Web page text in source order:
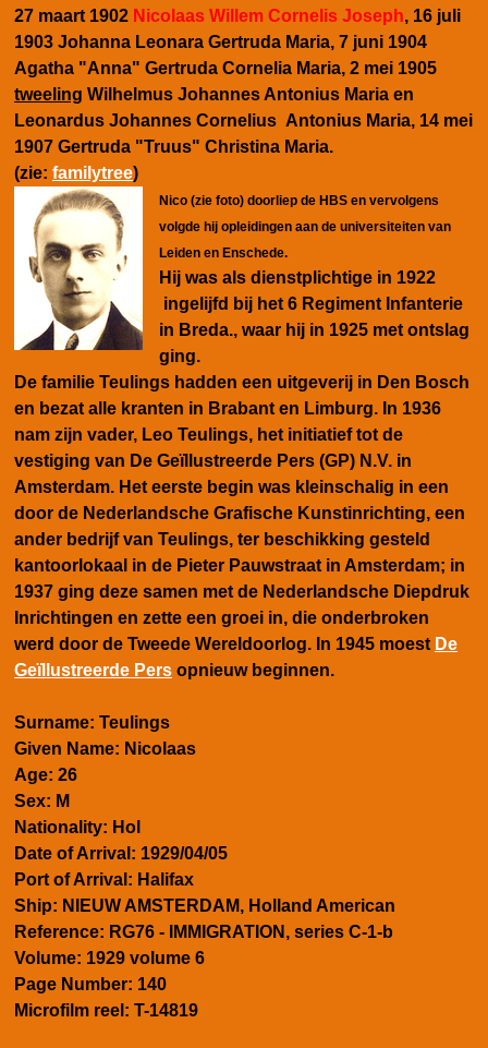
27 maart 1902 Nicolaas Willem Cornelis Joseph, 16 juli
1903 Johanna Leonara Gertruda Maria, 7 juni 1904
Agatha "Anna" Gertruda Cornelia Maria, 2 mei 1905
tweeling Wilhelmus Johannes Antonius Maria en
Leonardus Johannes Cornelius Antonius Maria, 14 mei
1907 Gertruda "Truus" Christina Maria.
(zie: familytree)
Nico (zie foto) doorliep de HBS en vervolgens
volgde hij opleidingen aan de universiteiten van
Leiden en Enschede.
Hij was als dienstplichtige in 1922
ingelijfd bij het 6 Regiment Infanterie
in Breda., waar hij in 1925 met ontslag
ging.
De familie Teulings hadden een uitgeverij in Den Bosch
en bezat alle kranten in Brabant en Limburg. In 1936
nam zijn vader, Leo Teulings, het initiatief tot de
vestiging van De Geïllustreerde Pers (GP) N.V. in
Amsterdam. Het eerste begin was kleinschalig in een
door de Nederlandsche Grafische Kunstinrichting, een
ander bedrijf van Teulings, ter beschikking gesteld
kantoorlokaal in de Pieter Pauwstraat in Amsterdam; in
1937 ging deze samen met de Nederlandsche Diepdruk
Inrichtingen en zette een groei in, die onderbroken
werd door de Tweede Wereldoorlog. In 1945 moest De
Geïllustreerde Pers opnieuw beginnen.
Surname: Teulings
Given Name: Nicolaas
Age: 26
Sex: M
Nationality: Hol
Date of Arrival: 1929/04/05
Port of Arrival: Halifax
Ship: NIEUW AMSTERDAM, Holland American
Reference: RG76 - IMMIGRATION, series C-1-b
Volume: 1929 volume 6
Page Number: 140
Microfilm reel: T-14819